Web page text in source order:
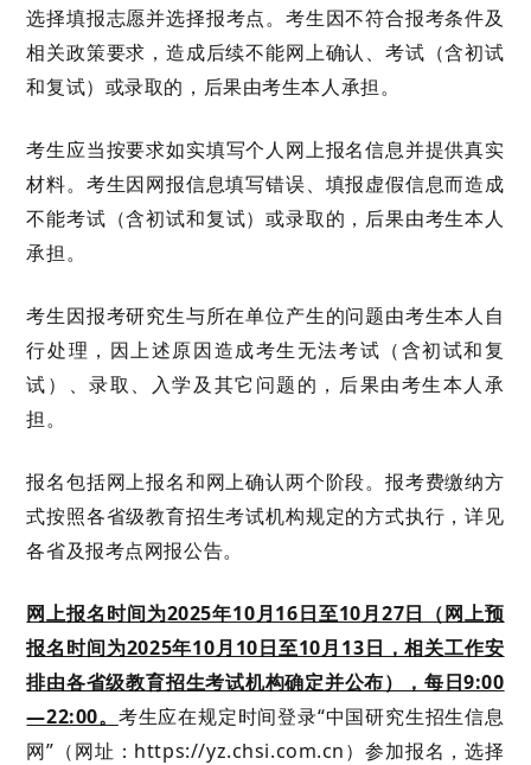
选择填报志愿并选择报考点。考生因不符合报考条件及
相关政策要求，造成后续不能网上确认、考试 （含初试
和复试）或录取的，后果由考生本人承担。
考生应当按要求如实填写个人网上报名信息并提供真实
材料。考生因网报信息填写错误、填报虚假信息而造成
不能考试 （含初试和复试）或录取的，后果由考生本人
承担。
考生因报考研究生与所在单位产生的问题由考生本人自
行处理，因上述原因造成考生无法考试（含初试和复
试）、录取、入学及其它问题的，后果由考生本人承
担。
报名包括网上报名和网上确认两个阶段。报考费缴纳方
式按照各省级教育招生考试机构规定的方式执行，详见
各省及报考点网报公告。
网上报名时间为2025年10月16日至10月27日（网上预
报名时间为2025年10月10日至10月13日，相关工作安
排由各省级教育招生考试机构确定并公布），每日9:00
—22:00。 考生应在规定时间登录“中国研究生招生信息
网”（网址：https://yz.chsi.com.cn）参加报名，选择